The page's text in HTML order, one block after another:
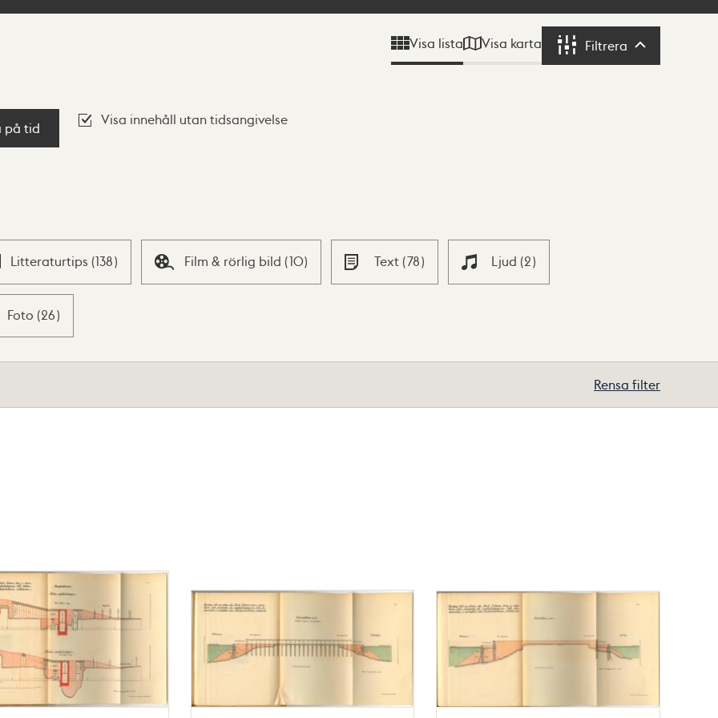
Visa lista Visa karta Filtrera Filtrera
på tid
Visa innehåll utan tidsangivelse
Litteraturtips (138) Film & rörlig bild (10) Text (78) Ljud (2)
Foto (26)
Rensa filter